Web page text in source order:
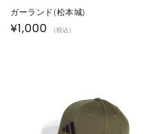
ガーランド(松本城)
通
¥1,000 （税込）